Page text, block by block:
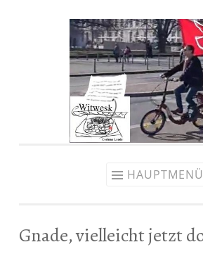
HAUPTMENÜ
Gnade, vielleicht jetzt